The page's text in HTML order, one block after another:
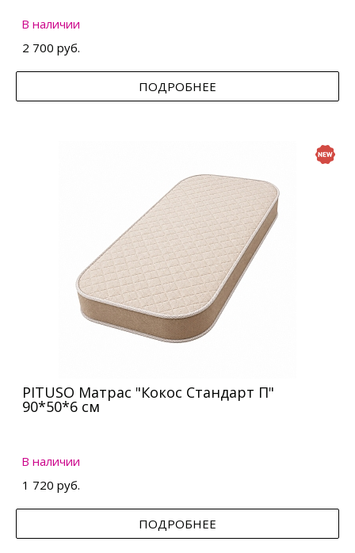
В наличии
2 700 руб.
ПОДРОБНЕЕ
PITUSO Матрас "Кокос Стандарт П"
90*50*6 см
В наличии
1 720 руб.
ПОДРОБНЕЕ